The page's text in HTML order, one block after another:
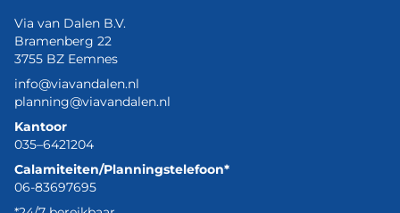
Via van Dalen B.V.
Bramenberg 22
3755 BZ Eemnes
info@viavandalen.nl
planning@viavandalen.nl
Kantoor
035–6421204
Calamiteiten/Planningstelefoon*
06-83697695